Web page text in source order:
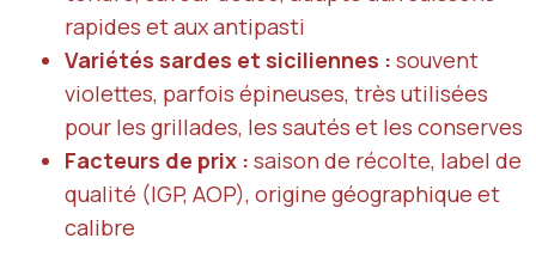
rapides et aux antipasti
Variétés sardes et siciliennes : souvent
violettes, parfois épineuses, très utilisées
pour les grillades, les sautés et les conserves
Facteurs de prix : saison de récolte, label de
qualité (IGP, AOP), origine géographique et
calibre